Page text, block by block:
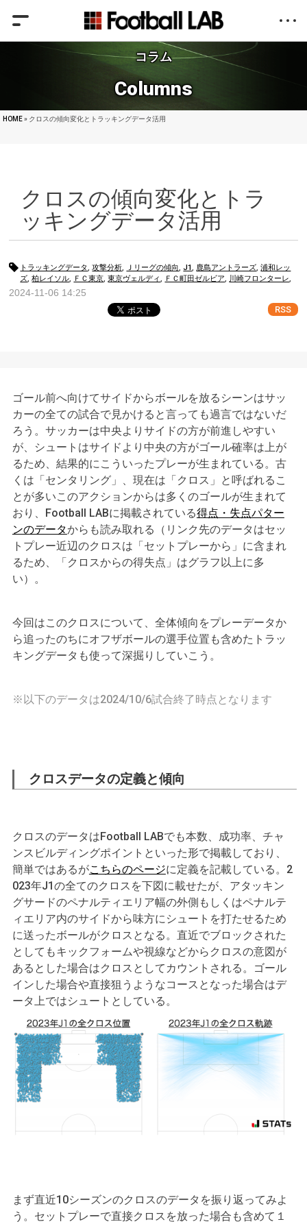
コラム
Columns
HOME» クロスの傾向変化とトラッキングデータ活用
クロスの傾向変化とトラ
ッキングデータ活用
トラッキングデータ,攻撃分析, Ｊリーグの傾向, J1, 鹿島アントラーズ,浦和レッ
ズ,柏レイソル, ＦＣ東京,東京ヴェルディ, ＦＣ町田ゼルビア, 川崎フロンターレ,
横浜Ｆ・マリノス,名古屋グランパス
アルビレックス新潟,ジュビロ磐田
2024-11-06 14:25
RSS
ゴール前へ向けてサイドからボールを放るシーンはサッ
カーの全ての試合で見かけると言っても過言ではないだ
ろう。サッカーは中央よりサイドの方が前進しやすい
が、シュートはサイドより中央の方がゴール確率は上が
るため、結果的にこういったプレーが生まれている。古
くは「センタリング」、現在は「クロス」と呼ばれるこ
とが多いこのアクションからは多くのゴールが生まれて
おり、Football LABに掲載されている得点・失点パター
ンのデータからも読み取れる（リンク先のデータはセッ
トプレー近辺のクロスは「セットプレーから」に含まれ
るため、「クロスからの得失点」はグラフ以上に多
い）。
今回はこのクロスについて、全体傾向をプレーデータか
ら追ったのちにオフザボールの選手位置も含めたトラッ
キングデータも使って深掘りしていこう。
※以下のデータは2024/10/6試合終了時点となります
クロスデータの定義と傾向
クロスのデータはFootball LABでも本数、成功率、チャ
ンスビルディングポイントといった形で掲載しており、
簡単ではあるがこちらのページに定義を記載している。2
023年J1の全てのクロスを下図に載せたが、アタッキン
グサードのペナルティエリア幅の外側もしくはペナルテ
ィエリア内のサイドから味方にシュートを打たせるため
に送ったボールがクロスとなる。直近でブロックされた
としてもキックフォームや視線などからクロスの意図が
あるとした場合はクロスとしてカウントされる。ゴール
インした場合や直接狙うようなコースとなった場合はデ
ータ上ではシュートとしている。
まず直近10シーズンのクロスのデータを振り返ってみよ
う。セットプレーで直接クロスを放った場合も含めて１